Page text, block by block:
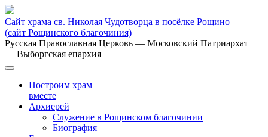
Сайт храма св. Николая Чудотворца в посёлке Рощино
(сайт Рощинского благочиния)
Русская Православная Церковь — Московский Патриархат
— Выборгская епархия
Построим храм
вместе
Архиерей
Служение в Рощинском благочинии
Биография